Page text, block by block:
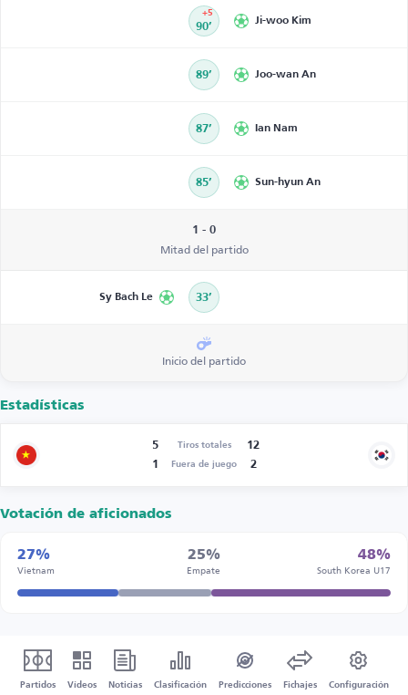
90’
+5
Ji-woo Kim
89’ Joo-wan An
87’ Ian Nam
85’ Sun-hyun An
1 - 0
Mitad del partido
Sy Bach Le 33’
Inicio del partido
Estadísticas
5 Tiros totales
12
1
Fuera de juego 2
Votación de aficionados
27%
Vietnam
25%
Empate
48%
South Korea U17
Partidos Vídeos Noticias Clasificación Predicciones Fichajes Configuración